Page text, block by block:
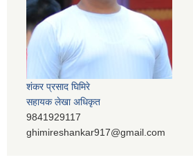
शंकर प्रसाद घिमिरे
सहायक लेखा अधिकृत
9841929117
ghimireshankar917@gmail.com